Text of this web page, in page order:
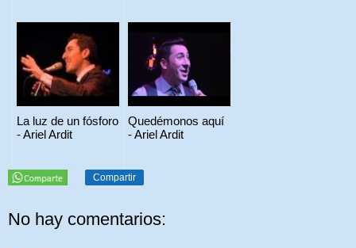
La luz de un fósforo
- Ariel Ardit
Quedémonos aquí
- Ariel Ardit
Compartir
No hay comentarios: